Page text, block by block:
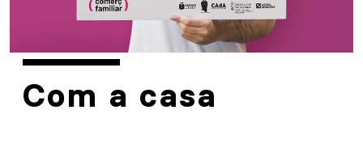
Com a casa